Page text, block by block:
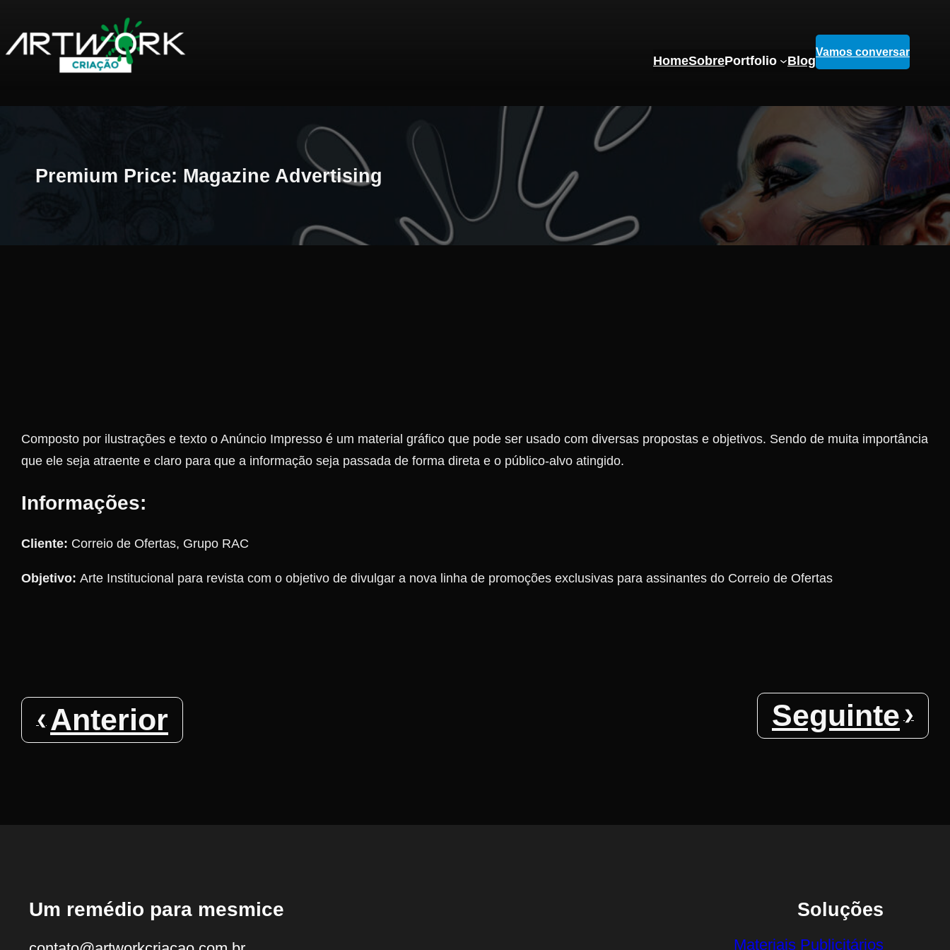
para
HomeSobrePortfolio Blog
Vamos conversar
Premium Price: Magazine Advertising
Composto por ilustrações e texto o Anúncio Impresso é um material gráfico que pode ser usado com diversas propostas e objetivos. Sendo de muita importância
que ele seja atraente e claro para que a informação seja passada de forma direta e o público-alvo atingido.
Informações:
Cliente: Correio de Ofertas, Grupo RAC
Objetivo: Arte Institucional para revista com o objetivo de divulgar a nova linha de promoções exclusivas para assinantes do Correio de Ofertas
Anterior Seguinte
Um remédio para mesmice Soluções
Materiais Publicitários